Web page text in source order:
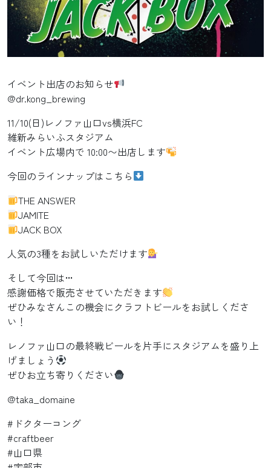
イベント出店のお知らせ
@dr.kong_brewing
11/10(日)レノファ山口vs横浜FC
維新みらいふスタジアム
イベント広場内で 10:00〜出店します
今回のラインナップはこちら
THE ANSWER
JAMITE
JACK BOX
人気の3種をお試しいただけます
そして今回は•••
感謝価格で販売させていただきます
ぜひみなさんこの機会にクラフトビールをお試しくださ
い！
レノファ山口の最終戦ビールを片手にスタジアムを盛り上
げましょう
ぜひお立ち寄りください
@taka_domaine
#ドクターコング
#craftbeer
#山口県